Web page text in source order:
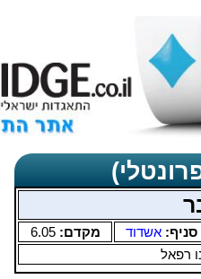
סניף: אשדוד מקדם:6.05
רפאל